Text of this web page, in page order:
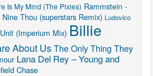
Is My Mind (The Pixies) Rammstein -
Thou (superstars Remix) Ludovico
(Imperium Mix) Billie
About UsThe Only Thing They
Lana Del Rey – Young and
Chase